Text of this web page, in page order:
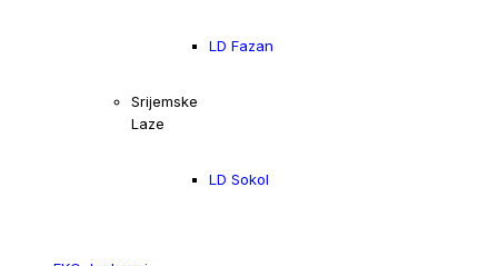
LD Fazan
Srijemske
Laze
LD Sokol